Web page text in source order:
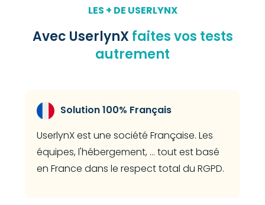
LES + DE USERLYNX
Avec UserlynX faites vos tests
autrement
Solution 100% Français
UserlynX est une société Française. Les
équipes, l'hébergement, ... tout est basé
en France dans le respect total du RGPD.